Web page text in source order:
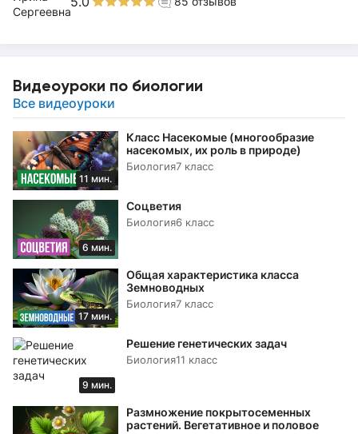
Видеоуроки по биологии
Все видеоуроки
11 мин.
Класс Насекомые (многообразие
насекомых, их роль в природе)
Биология7 класс
6 мин.
Соцветия
Биология6 класс
17 мин.
Общая характеристика класса
Земноводных
Биология7 класс
9 мин.
Решение генетических задач
Биология11 класс
Размножение покрытосеменных
растений. Вегетативное и половое